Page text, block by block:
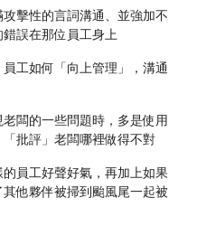
擊性的言詞溝通、並強加不
誤在那位員工身上
工如何「向上管理」，溝通
闆的一些問題時，多是使用
批評」老闆哪裡做得不對
員工好聲好氣，再加上如果
他夥伴被掃到颱風尾一起被